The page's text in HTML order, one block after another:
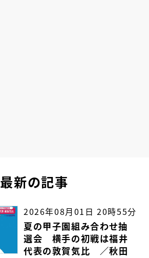
最新の記事
2026年08月01日 20時55分
夏の甲子園組み合わせ抽
選会 横手の初戦は福井
代表の敦賀気比 ／秋田